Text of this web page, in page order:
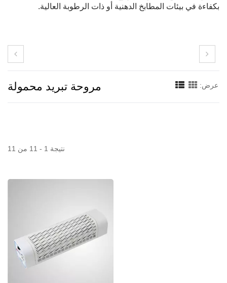
بكفاءة في بيئات المطابخ الدهنية أو ذات الرطوبة العالية.
مروحة تبريد محمولة عرض:
نتيجة 1 - 11 من 11